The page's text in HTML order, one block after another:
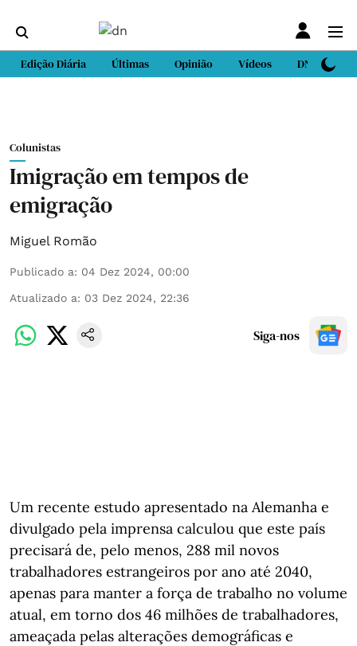
Edição Diária Últimas Opinião Vídeos DN Sport
Colunistas
Imigração em tempos de
emigração
Miguel Romão
Publicado a: 04 Dez 2024, 00:00
Atualizado a: 03 Dez 2024, 22:36
Siga-nos
Um recente estudo apresentado na Alemanha e
divulgado pela imprensa calculou que este país
precisará de, pelo menos, 288 mil novos
trabalhadores estrangeiros por ano até 2040,
apenas para manter a força de trabalho no volume
atual, em torno dos 46 milhões de trabalhadores,
ameaçada pelas alterações demográficas e